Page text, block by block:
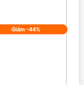
Giảm -44%